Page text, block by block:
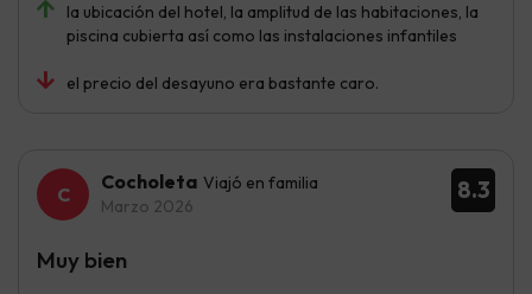
la ubicación del hotel, la amplitud de las habitaciones, la
piscina cubierta así como las instalaciones infantiles
el precio del desayuno era bastante caro.
8.3
Cocholeta Viajó en familia
Marzo 2026
Muy bien